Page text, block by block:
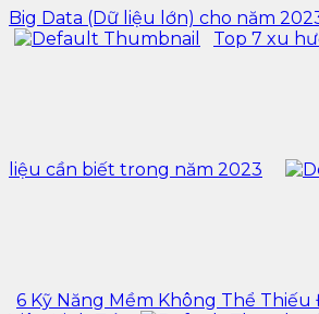
Big Data (Dữ liệu lớn) cho năm
Top 7 xu
liệu cần biết trong năm 2023
6 Kỹ Năng Mềm Không Thể Thiếu